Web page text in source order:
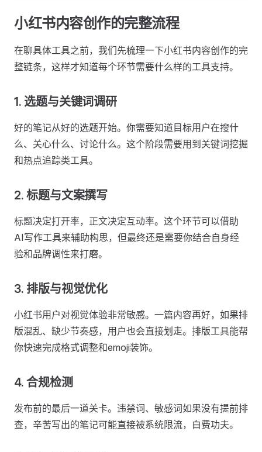
小红书内容创作的完整流程
在聊具体工具之前，我们先梳理一下小红书内容创作的完
整链条，这样才知道每个环节需要什么样的工具支持。
1. 选题与关键词调研
好的笔记从好的选题开始。你需要知道目标用户在搜什
么、关心什么、讨论什么。这个阶段需要用到关键词挖掘
和热点追踪类工具。
2. 标题与文案撰写
标题决定打开率，正文决定互动率。这个环节可以借助
AI写作工具来辅助构思，但最终还是需要你结合自身经
验和品牌调性来打磨。
3. 排版与视觉优化
小红书用户对视觉体验非常敏感。一篇内容再好，如果排
版混乱、缺少节奏感，用户也会直接划走。排版工具能帮
你快速完成格式调整和emoji装饰。
4. 合规检测
发布前的最后一道关卡。违禁词、敏感词如果没有提前排
查，辛苦写出的笔记可能直接被系统限流，白费功夫。